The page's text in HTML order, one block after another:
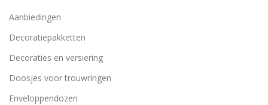
Aanbiedingen
Decoratiepakketten
Decoraties en versiering
Doosjes voor trouwringen
Enveloppendozen